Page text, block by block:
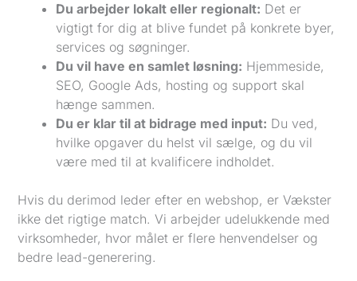
Du arbejder lokalt eller regionalt: Det er
vigtigt for dig at blive fundet på konkrete byer,
services og søgninger.
Du vil have en samlet løsning: Hjemmeside,
SEO, Google Ads, hosting og support skal
hænge sammen.
Du er klar til at bidrage med input: Du ved,
hvilke opgaver du helst vil sælge, og du vil
være med til at kvalificere indholdet.
Hvis du derimod leder efter en webshop, er Vækster
ikke det rigtige match. Vi arbejder udelukkende med
virksomheder, hvor målet er flere henvendelser og
bedre lead-generering.